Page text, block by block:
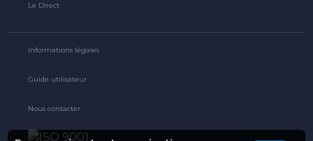
Le Direct
Informations légales
Guide utilisateur
Nous contacter